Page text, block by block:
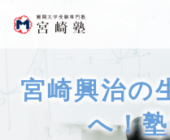
宮崎興治の
へ！